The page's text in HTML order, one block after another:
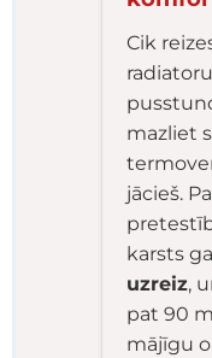
Cik
mazliet
jācieš.
karsts
uzreiz,
pat 90
mājīgu